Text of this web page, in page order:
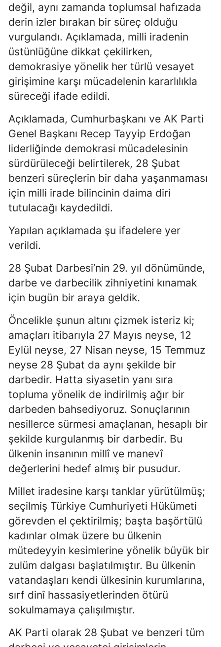
değil, aynı zamanda toplumsal hafızada
derin izler bırakan bir süreç olduğu
vurgulandı. Açıklamada, milli iradenin
üstünlüğüne dikkat çekilirken,
demokrasiye yönelik her türlü vesayet
girişimine karşı mücadelenin kararlılıkla
süreceği ifade edildi.
Açıklamada, Cumhurbaşkanı ve AK Parti
Genel Başkanı Recep Tayyip Erdoğan
liderliğinde demokrasi mücadelesinin
sürdürüleceği belirtilerek, 28 Şubat
benzeri süreçlerin bir daha yaşanmaması
için milli irade bilincinin daima diri
tutulacağı kaydedildi.
Yapılan açıklamada şu ifadelere yer
verildi.
28 Şubat Darbesi’nin 29. yıl dönümünde,
darbe ve darbecilik zihniyetini kınamak
için bugün bir araya geldik.
Öncelikle şunun altını çizmek isteriz ki;
amaçları itibarıyla 27 Mayıs neyse, 12
Eylül neyse, 27 Nisan neyse, 15 Temmuz
neyse 28 Şubat da aynı şekilde bir
darbedir. Hatta siyasetin yanı sıra
topluma yönelik de indirilmiş ağır bir
darbeden bahsediyoruz. Sonuçlarının
nesillerce sürmesi amaçlanan, hesaplı bir
şekilde kurgulanmış bir darbedir. Bu
ülkenin insanının millî ve manevî
değerlerini hedef almış bir pusudur.
Millet iradesine karşı tanklar yürütülmüş;
seçilmiş Türkiye Cumhuriyeti Hükümeti
görevden el çektirilmiş; başta başörtülü
kadınlar olmak üzere bu ülkenin
mütedeyyin kesimlerine yönelik büyük bir
zulüm dalgası başlatılmıştır. Bu ülkenin
vatandaşları kendi ülkesinin kurumlarına,
sırf dinî hassasiyetlerinden ötürü
sokulmamaya çalışılmıştır.
AK Parti olarak 28 Şubat ve benzeri tüm